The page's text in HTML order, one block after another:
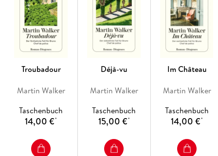
Troubadour
Martin Walker
Taschenbuch
14,00 €*
Déjà-vu
Martin Walker
Taschenbuch
15,00 €*
Im Château
Martin Walker
Taschenbuch
14,00 €*